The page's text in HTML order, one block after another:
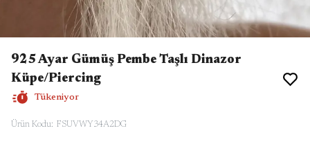
925 Ayar Gümüş Pembe Taşlı Dinazor
Küpe/Piercing
Tükeniyor
Ürün Kodu: FSUVWY34A2DG